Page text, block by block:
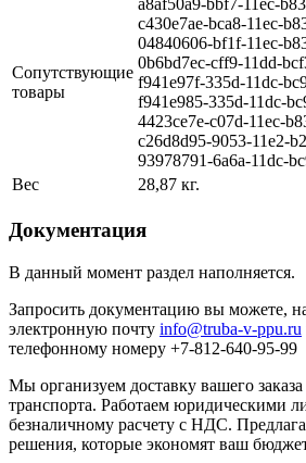
Сопутствующие
товары
a8af50a9-bbf7-11ec-
c430e7ae-bca8-11ec-
04840606-bf1f-11ec-
0b6bd7ec-cff9-11dd-
f941e97f-335d-11dc-
f941e985-335d-11dc-
4423ce7e-c07d-11ec-
c26d8d95-9053-11e2-
93978791-6a6a-11dc-
Вес
28,87 кг.
Документация
В данный момент раздел наполняется.
Запросить документацию вы можете,
электронную почту info@truba-v-ppu.ru
телефонному номеру +7-812-640-95-99
Мы организуем доставку вашего
транспорта. Работаем юридическими
безналичному расчету с НДС.
решения, которые экономят ваш